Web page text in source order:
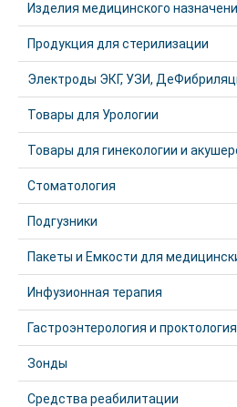
Изделия медицинского
Продукция для стерилизации
Электроды ЭКГ, УЗИ,
Товары для Урологии
Товары для гинекологии и
Стоматология
Подгузники
Пакеты и Емкости для
Инфузионная терапия
Гастроэнтерология и проктология
Зонды
Средства реабилитации